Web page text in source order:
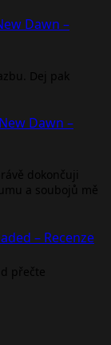
Dawn –
Dej pak
Dawn –
dokončuji
a soubojů mě
– Recenze
přečte